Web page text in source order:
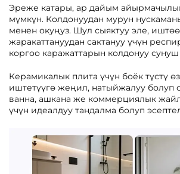
Эреже катары, ар дайым
мүмкүн. Колдонуудан мурун
менен окуңуз. Шул сыяктуу эле,
жаракаттануудан сактануу үчүн
коргоо каражаттарын колдонуу
Керамикалык плита үчүн боёк түстү
иштетүүгө жеңил, натыйжалуу болуп
ванна, ашкана же коммерциялык
үчүн идеалдуу тандалма болуп